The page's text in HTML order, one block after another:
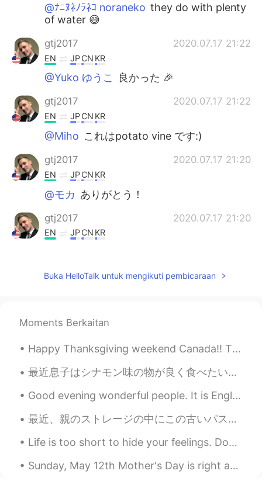
@ﾅﾆﾇﾈﾉﾗﾈｺ noraneko they do with plenty
of water 😅
gtj2017 2020.07.17 21:22
EN JPCN KR
@Yuko ゆうこ 良かった 🎉
gtj2017 2020.07.17 21:22
EN JPCN KR
@Miho これはpotato vine です:)
gtj2017 2020.07.17 21:20
EN JPCN KR
@モカ ありがとう！
gtj2017 2020.07.17 21:20
EN JPCN KR
Kanako 2020.07.17 03:08
いるし。
学习 2020.07.17 01:36
你充分调动了聪明的脑细胞，干得好！😜😄
2020.07.17 01:24
JP EN
何の植物を植えましたか😊？
ﾅﾆﾇﾈﾉﾗﾈｺ noraneko 2020.07.17 01:12
Buka HelloTalk untuk mengikuti pembicaraan
Moments Berkaitan
Happy Thanksgiving weekend Canada!! Thanksgiving, or Thanksgiving Day, sometimes called Canadian ...
最近息子はシナモン味の物が良く食べたいそうので、今日は手作りシナモンロールを作った Lately my son wants to often eat things that are cinnam...
Good evening wonderful people. It is English practice time. Send me a message if you want to pra...
最近、親のストレージの中にこの古いパスタ機を見つかったので、麺を作ってみようと決めた Recently, in my parents storage I found this old pasta...
Life is too short to hide your feelings. Don't be afraid to say what you feel. Laugh when you ca...
Sunday, May 12th Mother's Day is right around the corner. Though traditions will vary from family...